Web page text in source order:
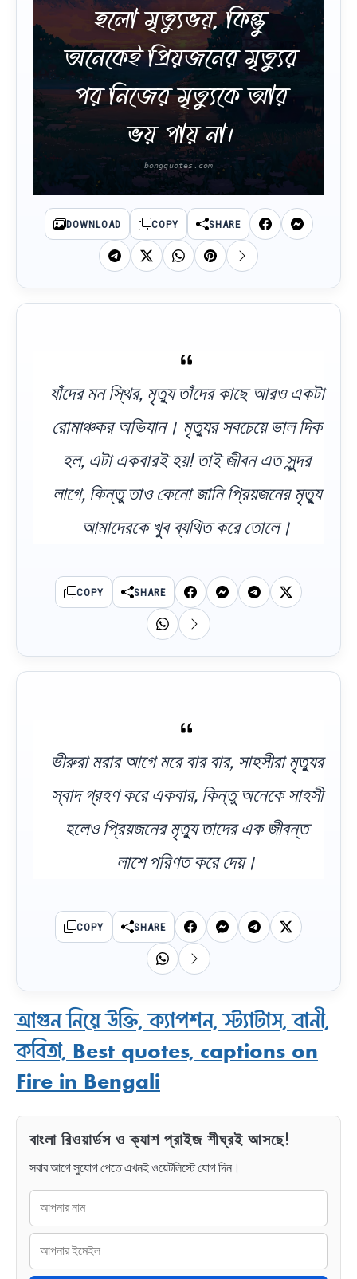
হলো মৃত্যুভয়, কিন্তু
অনেকেই প্রিয়জনের মৃত্যুর
পর নিজের মৃত্যুকে আর
ভয় পায় না।
DOWNLOAD COPY SHARE
যাঁদের মন স্থির, মৃত্যু তাঁদের কাছে আরও একটা
রোমাঞ্চকর অভিযান। মৃত্যুর সবচেয়ে ভাল দিক
হল, এটা একবারই হয়! তাই জীবন এত সুন্দর
লাগে, কিন্তু তাও কেনো জানি প্রিয়জনের মৃত্যু
আমাদেরকে খুব ব্যথিত করে তোলে।
COPY SHARE
ভীরুরা মরার আগে মরে বার বার, সাহসীরা মৃত্যুর
স্বাদ গ্রহণ করে একবার, কিন্তু অনেকে সাহসী
হলেও প্রিয়জনের মৃত্যু তাদের এক জীবন্ত
লাশে পরিণত করে দেয়।
COPY SHARE
আগুন নিয়ে উক্তি, ক্যাপশন, স্ট্যাটাস, বানী,
কবিতা, Best quotes, captions on
Fire in Bengali
বাংলা রিওয়ার্ডস ও ক্যাশ প্রাইজ শীঘ্রই আসছে!
সবার আগে সুযোগ পেতে এখনই ওয়েটলিস্টে যোগ দিন।